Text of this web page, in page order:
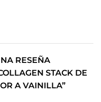
RESEÑA
STACK DE
A VAINILLA”